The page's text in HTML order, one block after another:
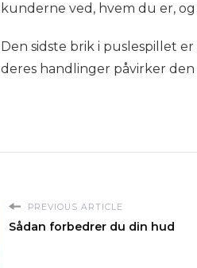
kunderne ved, hvem du er,
Den sidste brik i puslespillet
deres handlinger påvirker
PREVIOUS ARTICLE
Sådan forbedrer du din hud